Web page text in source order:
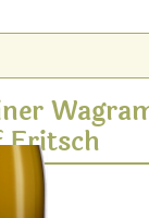
Fritsch